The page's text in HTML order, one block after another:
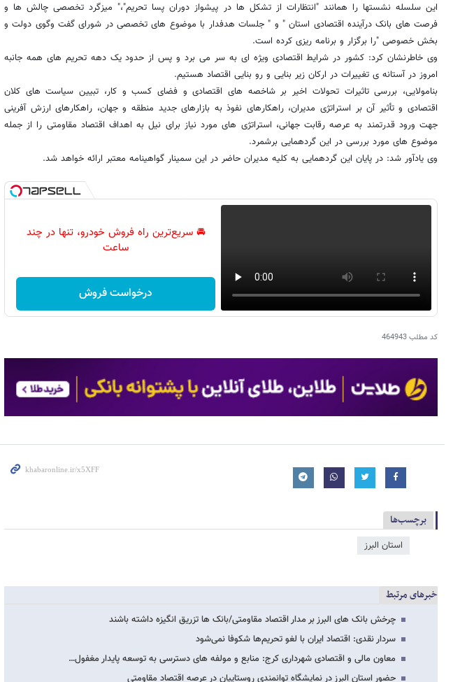
این سلسله نشستها را همانند "انتظارات از تشکل ها در پیشواز دوران پسا تحریم"،" میزگرد تخصصی چالش ها و
فرصت های بانک درآینده اقتصادی استان " و " جلسات هدفدار با موضوع های تخصصی در شورای گفت وگوی دولت و
بخش خصوصی "را برگزار و برنامه ریزی کرده است.
وی خاطرنشان کرد: کشور در شرایط اقتصادی ویژه ای به سر می برد و پس از حدود یک دهه تحریم های همه جانبه
امروز در آستانه ی تغییرات در ارکان زیر بنایی و رو بنایی اقتصاد هستیم.
بنامولایی، بررسی تاثیرات تحولات اخیر بر شاخصه های اقتصادی و فضای کسب و کار، تبیین سیاست های کلان
اقتصادی و تأثیر آن بر استراتژی مدیران، راهکارهای نفوذ به بازارهای جدید منطقه و جهان، راهکارهای ارزش آفرینی
جهت ورود قدرتمند به عرصه رقابت جهانی، استراتژی های مورد نیاز برای نیل به اهداف اقتصاد مقاومتی را از جمله
موضوع های مورد بررسی در این گردهمایی برشمرد.
وی یادآور شد: در پایان این گردهمایی به کلیه مدیران حاضر در این سمینار گواهینامه معتبر ارائه خواهد شد.
🚘 سریع‌ترین راه فروش خودرو، تنها در چند
ساعت
درخواست فروش
کد مطلب464943
برچسب‌ها
استان البرز
خبرهای مرتبط
چرخش بانک های البرز بر مدار اقتصاد مقاومتی/بانک ها تزریق انگیزه داشته باشند
سردار نقدی: اقتصاد ایران با لغو تحریم‌ها شکوفا نمی‌شود
معاون مالی و اقتصادی شهرداری کرج: منابع و مولفه های دسترسی به توسعه پایدار مغفول…
حضور استان البرز در نمایشگاه توانمندی روستاییان در عرصه اقتصاد مقاومتی